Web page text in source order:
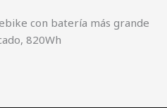
con batería más grande
820Wh